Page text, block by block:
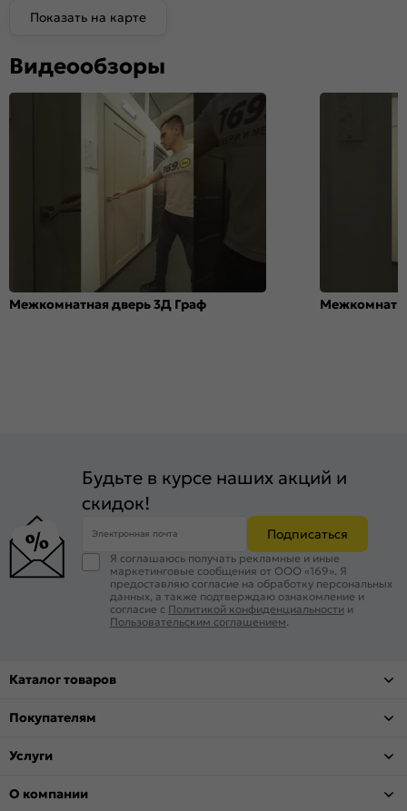
Показать на карте
Видеообзоры
Межкомнатная дверь 3Д Граф
Будьте в курсе наших акций и
скидок!
Электронная почта Подписаться
Я соглашаюсь получать рекламные и иные
маркетинговые сообщения от ООО «169». Я
предоставляю согласие на обработку персональных
данных, а также подтверждаю ознакомление и
согласие с Политикой конфиденциальности и
Пользовательским соглашением.
Каталог товаров
Покупателям
Услуги
О компании